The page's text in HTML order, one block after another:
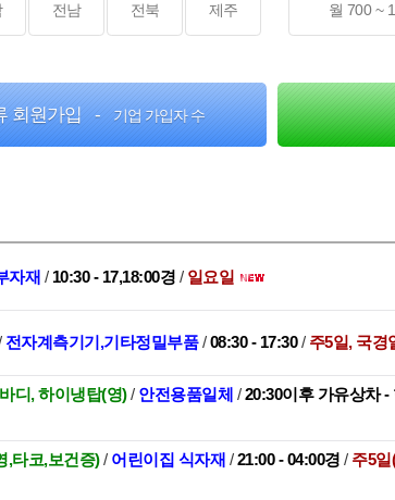
전남 전북 제주 월 700 ~
회원가입 - 기업 가입자 수
자재 / 10:30 - 17,18:00경 / 일요일
전자계측기기,기타정밀부품/08:30 - 17:30/ 주5일, 국경
디, 하이냉탑(영)/ 안전용품일체 /20:30이후 가유상차 -
,타코,보건증)/ 어린이집 식자재 /21:00 - 04:00경 / 주5